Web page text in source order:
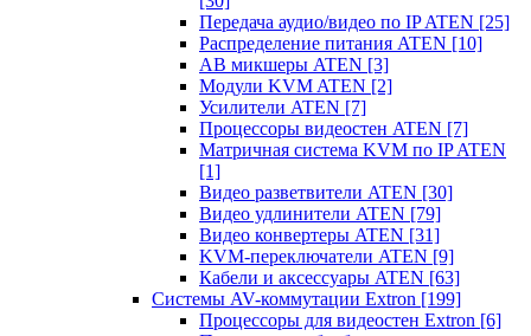
Передача аудио/видео по IP ATEN [25]
Распределение питания ATEN [10]
АВ микшеры ATEN [3]
Модули KVM ATEN [2]
Усилители ATEN [7]
Процессоры видеостен ATEN [7]
Матричная система KVM по IP ATEN
[1]
Видео разветвители ATEN [30]
Видео удлинители ATEN [79]
Видео конвертеры ATEN [31]
KVM-переключатели ATEN [9]
Кабели и аксессуары ATEN [63]
Системы AV-коммутации Extron [199]
Процессоры для видеостен Extron [6]